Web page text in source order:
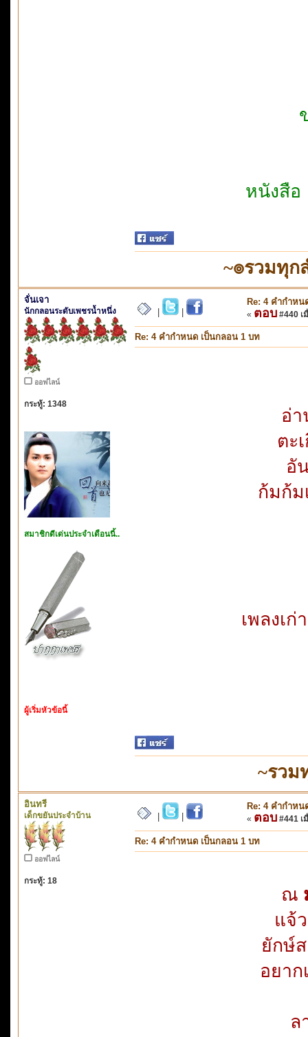
หนังสือ
~๏รวมทุ
จั่นเจา
นักกลอนระดับเพชรน้ำหนึ่ง
ออฟไลน์
กระทู้: 1348
สมาชิกดีเด่นประจำเดือนนี้..
ผู้เริ่มหัวข้อนี้
Re: 4 คำกำห
« ตอบ #440 เ
Re: 4 คำกำหนด เป็นกลอน 1 บท
อ่
ตะ
อั
ก้มก้ม
เพลงเ
~รวม
อินทรี
เด็กขยันประจำบ้าน
ออฟไลน์
กระทู้: 18
Re: 4 คำกำห
« ตอบ #441 เ
Re: 4 คำกำหนด เป็นกลอน 1 บท
ณ
แจ้
ยักษ์
อยา
ล